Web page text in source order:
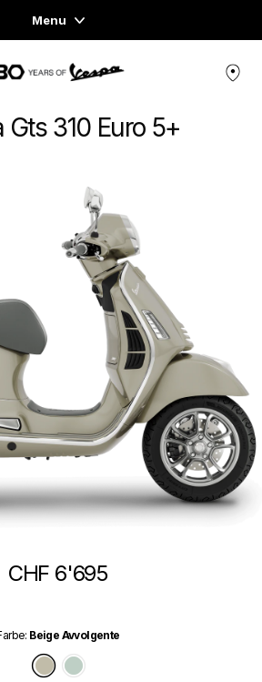
Menu
Home
FAHRZEUGE
ERFAHRUNGEN
CONCEPT STORE
Skip to content
Gts 310 Euro 5+
CHF 6'695
: Beige Avvolgente
Beige Avvolgente
Verde Amabile